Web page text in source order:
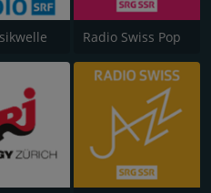
Radio Swiss Pop